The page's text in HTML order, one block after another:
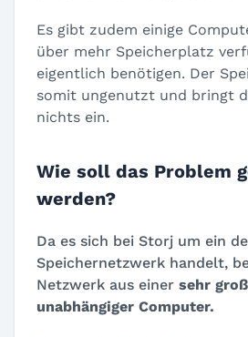
Es gibt zudem einige
über mehr Speicherplatz
eigentlich benötigen. Der
somit ungenutzt und bringt
nichts ein.
Wie soll das Problem
werden?
Da es sich bei Storj um ein
Speichernetzwerk handelt,
Netzwerk aus einer sehr
unabhängiger Computer.